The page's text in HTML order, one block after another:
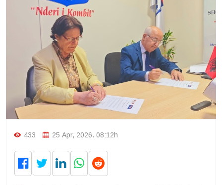
433 25 Apr, 2026. 08:12h